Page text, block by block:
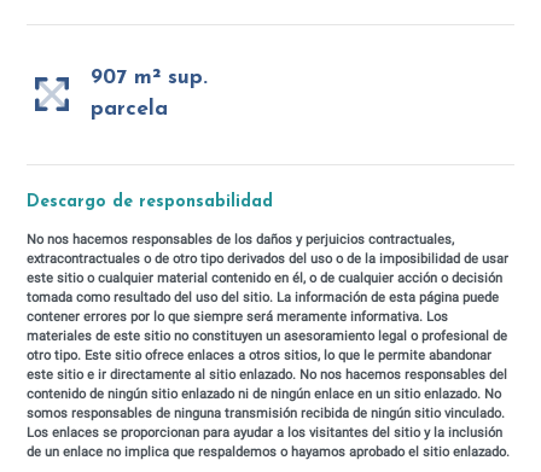
907 m² sup.
parcela
Descargo de responsabilidad
No nos hacemos responsables de los daños y perjuicios contractuales,
extracontractuales o de otro tipo derivados del uso o de la imposibilidad de usar
este sitio o cualquier material contenido en él, o de cualquier acción o decisión
tomada como resultado del uso del sitio. La información de esta página puede
contener errores por lo que siempre será meramente informativa. Los
materiales de este sitio no constituyen un asesoramiento legal o profesional de
otro tipo. Este sitio ofrece enlaces a otros sitios, lo que le permite abandonar
este sitio e ir directamente al sitio enlazado. No nos hacemos responsables del
contenido de ningún sitio enlazado ni de ningún enlace en un sitio enlazado. No
somos responsables de ninguna transmisión recibida de ningún sitio vinculado.
Los enlaces se proporcionan para ayudar a los visitantes del sitio y la inclusión
de un enlace no implica que respaldemos o hayamos aprobado el sitio enlazado.